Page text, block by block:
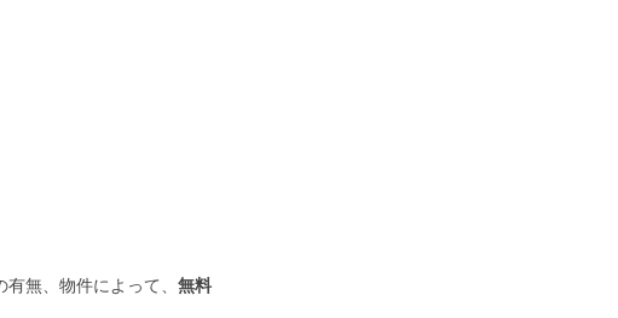
有無、物件によって、 無料